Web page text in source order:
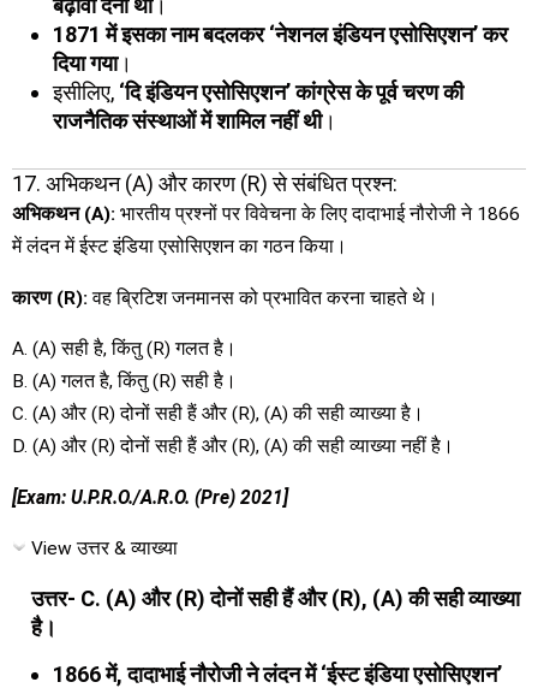
बढ़ावा देना था।
1871 में इसका नाम बदलकर ‘नेशनल इंडियन एसोसिएशन’ कर
दिया गया।
इसीलिए, ‘दि इंडियन एसोसिएशन’ कांग्रेस के पूर्व चरण की
राजनैतिक संस्थाओं में शामिल नहीं थी।
17. अभिकथन (A) और कारण (R) से संबंधित प्रश्न:
अभिकथन (A): भारतीय प्रश्नों पर विवेचना के लिए दादाभाई नौरोजी ने 1866
में लंदन में ईस्ट इंडिया एसोसिएशन का गठन किया।
कारण (R): वह ब्रिटिश जनमानस को प्रभावित करना चाहते थे।
A. (A) सही है, किंतु (R) गलत है।
B. (A) गलत है, किंतु (R) सही है।
C. (A) और (R) दोनों सही हैं और (R), (A) की सही व्याख्या है।
D. (A) और (R) दोनों सही हैं और (R), (A) की सही व्याख्या नहीं है।
[Exam: U.P.R.O./A.R.O. (Pre) 2021]
View उत्तर & व्याख्या
उत्तर- C. (A) और (R) दोनों सही हैं और (R), (A) की सही व्याख्या
है।
1866 में, दादाभाई नौरोजी ने लंदन में ‘ईस्ट इंडिया एसोसिएशन’